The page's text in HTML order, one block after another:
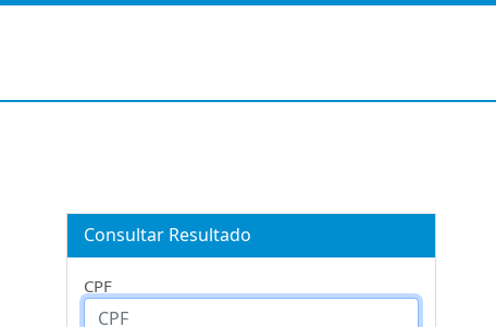
Consultar Resultado
CPF